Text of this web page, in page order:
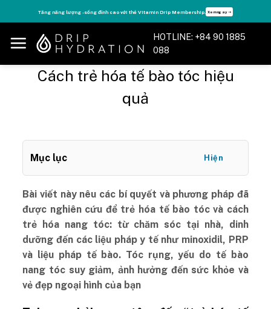
to
content
Tăng năng lượng - sống đỉnh cao với thẻ Vitamin Drip Membership. Xem ngay ➝
HOTLINE: +84 90 1885
088
Cách trẻ hóa tế bào tóc hiệu
quả
Mục lục Hiện
Bài viết này nêu các bí quyết và phương pháp đã
được nghiên cứu để trẻ hóa tế bào tóc và cách
trẻ hóa nang tóc: từ chăm sóc tại nhà, dinh
dưỡng đến các liệu pháp y tế như minoxidil, PRP
và liệu pháp tế bào. Tóc rụng, yếu do tế bào
nang tóc suy giảm, ảnh hưởng đến sức khỏe và
vẻ đẹp ngoại hình của bạn